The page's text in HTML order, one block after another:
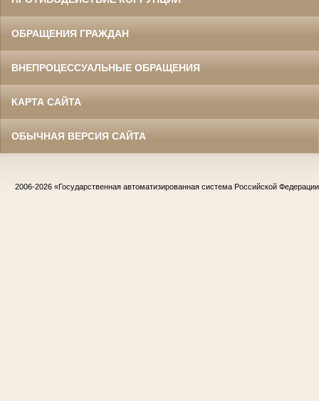
ОБРАЩЕНИЯ ГРАЖДАН
ВНЕПРОЦЕССУАЛЬНЫЕ ОБРАЩЕНИЯ
КАРТА САЙТА
ОБЫЧНАЯ ВЕРСИЯ САЙТА
2006-2026 «Государственная автоматизированная система Российской